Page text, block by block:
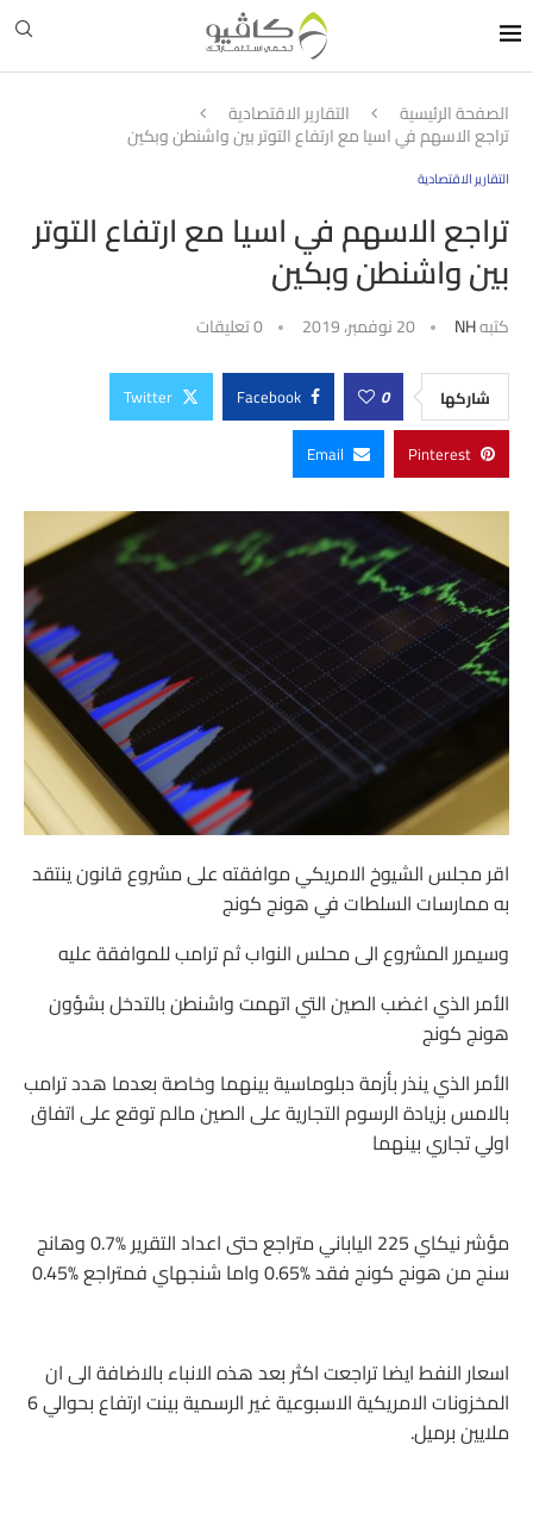
الصفحة الرئيسية التقارير الاقتصادية
تراجع الاسهم في اسيا مع ارتفاع التوتر بين واشنطن وبكين
التقارير الاقتصادية
تراجع الاسهم في اسيا مع ارتفاع التوتر
بين واشنطن وبكين
كتبهNH 20 نوفمبر، 2019 0 تعليقات
شاركها 0
Facebook
Twitter
Pinterest
Email
اقر مجلس الشيوخ الامريكي موافقته على مشروع قانون ينتقد
به ممارسات السلطات في هونج كونج
وسيمرر المشروع الى محلس النواب ثم ترامب للموافقة عليه
الأمر الذي اغضب الصين التي اتهمت واشنطن بالتدخل بشؤون
هونج كونج
الأمر الذي ينذر بأزمة دبلوماسية بينهما وخاصة بعدما هدد ترامب
بالامس بزيادة الرسوم التجارية على الصين مالم توقع على اتفاق
اولي تجاري بينهما
مؤشر نيكاي 225 الياباني متراجع حتى اعداد التقرير 0.7‎%‎ وهانج
سنج من هونج كونج فقد 0.65‎%‎ واما شنجهاي فمتراجع 0.45‎%‎
اسعار النفط ايضا تراجعت اكثر بعد هذه الانباء بالاضافة الى ان
المخزونات الامريكية الاسبوعية غير الرسمية بينت ارتفاع بحوالي 6
ملايين برميل.